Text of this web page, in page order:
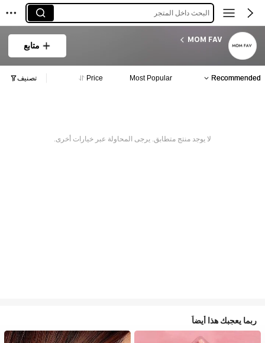
البحث داخل المتجر
MOM FAV
متابع
Recommended
Most Popular
Price تصنيف
لا يوجد منتج متطابق. يرجى المحاولة عبر خيارات أخرى.
ربما يعجبك هذا أيضاً